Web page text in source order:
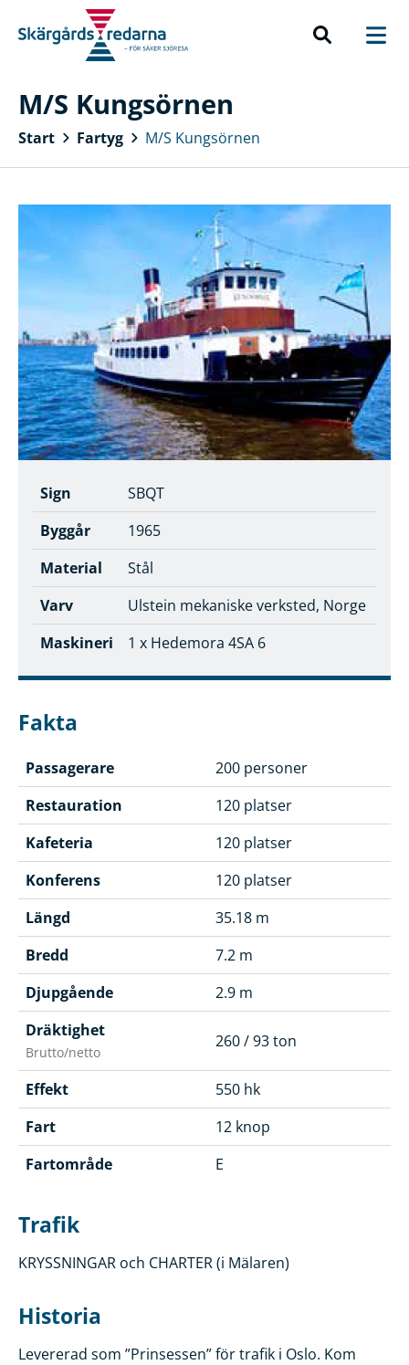
M/S Kungsörnen
Start Fartyg M/S Kungsörnen
Sign
SBQT
Byggår
1965
Material
Stål
Varv
Ulstein mekaniske verksted, Norge
Maskineri
1 x Hedemora 4SA 6
Fakta
Passagerare
200 personer
Restauration
120 platser
Kafeteria
120 platser
Konferens
120 platser
Längd
35.18 m
Bredd
7.2 m
Djupgående
2.9 m
Dräktighet
Brutto/netto
260 / 93 ton
Effekt
550 hk
Fart
12 knop
Fartområde
E
Trafik
KRYSSNINGAR och CHARTER (i Mälaren)
Historia
Levererad som ”Prinsessen” för trafik i Oslo. Kom